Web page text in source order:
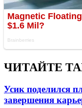
ЧИТАЙТЕ
Усик поделился
завершения